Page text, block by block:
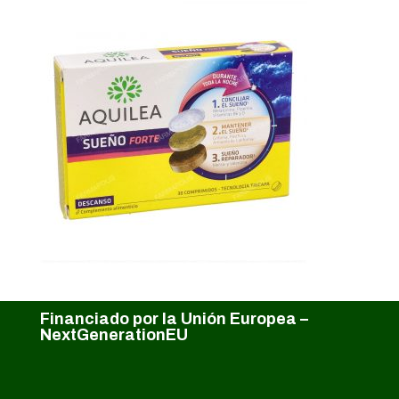
Financiado por la Unión Europea –
NextGenerationEU